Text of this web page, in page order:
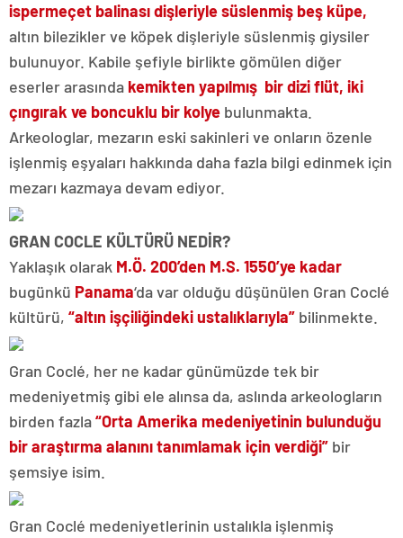
ispermeçet balinası dişleriyle süslenmiş beş küpe,
altın bilezikler ve köpek dişleriyle süslenmiş giysiler
bulunuyor. Kabile şefiyle birlikte gömülen diğer
eserler arasında kemikten yapılmış bir dizi flüt, iki
çıngırak ve boncuklu bir kolye bulunmakta.
Arkeologlar, mezarın eski sakinleri ve onların özenle
işlenmiş eşyaları hakkında daha fazla bilgi edinmek için
mezarı kazmaya devam ediyor.
GRAN COCLE KÜLTÜRÜ NEDİR?
Yaklaşık olarak M.Ö. 200’den M.S. 1550’ye kadar
bugünkü Panama‘da var olduğu düşünülen Gran Coclé
kültürü, “altın işçiliğindeki ustalıklarıyla” bilinmekte.
Gran Coclé, her ne kadar günümüzde tek bir
medeniyetmiş gibi ele alınsa da, aslında arkeologların
birden fazla“Orta Amerika medeniyetinin bulunduğu
bir araştırma alanını tanımlamak için verdiği” bir
şemsiye isim.
Gran Coclé medeniyetlerinin ustalıkla işlenmiş